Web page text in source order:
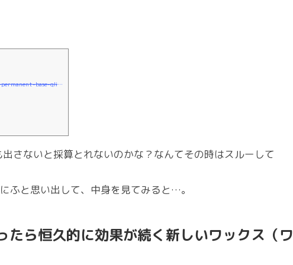
https://www.kickstarter.com/projects/dpsskis/phantom-permanent-base-glide-treatment-for-skis-an
さないと採算とれないのかな？なんてその時はスルーして
と思い出して、中身を見てみると…。
ら恒久的に効果が続く新しいワックス（ワ